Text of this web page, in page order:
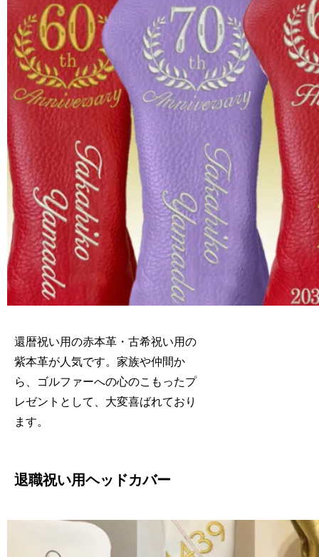
還暦祝い用の赤本革・古希祝い用の
紫本革が人気です。家族や仲間か
ら、ゴルファーへの心のこもったプ
レゼントとして、大変喜ばれており
ます。
退職祝い用ヘッドカバー